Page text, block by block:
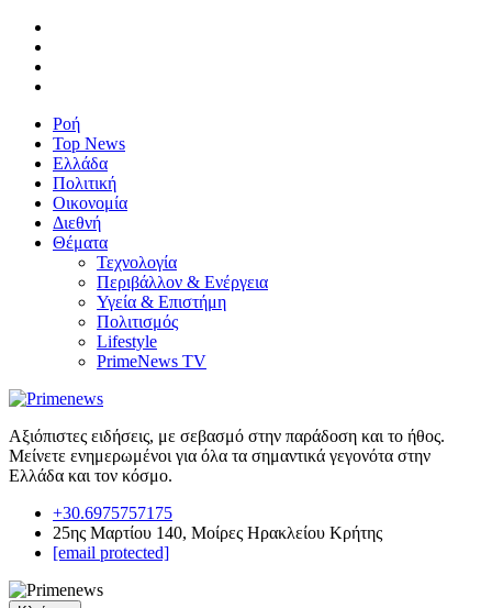
Ροή
Top News
Ελλάδα
Πολιτική
Οικονομία
Διεθνή
Θέματα
Τεχνολογία
Περιβάλλον & Ενέργεια
Υγεία & Επιστήμη
Πολιτισμός
Lifestyle
PrimeNews TV
Αξιόπιστες ειδήσεις, με σεβασμό στην παράδοση και το ήθος.
Μείνετε ενημερωμένοι για όλα τα σημαντικά γεγονότα στην
Ελλάδα και τον κόσμο.
+30.6975757175
25ης Μαρτίου 140, Μοίρες Ηρακλείου Κρήτης
[email protected]